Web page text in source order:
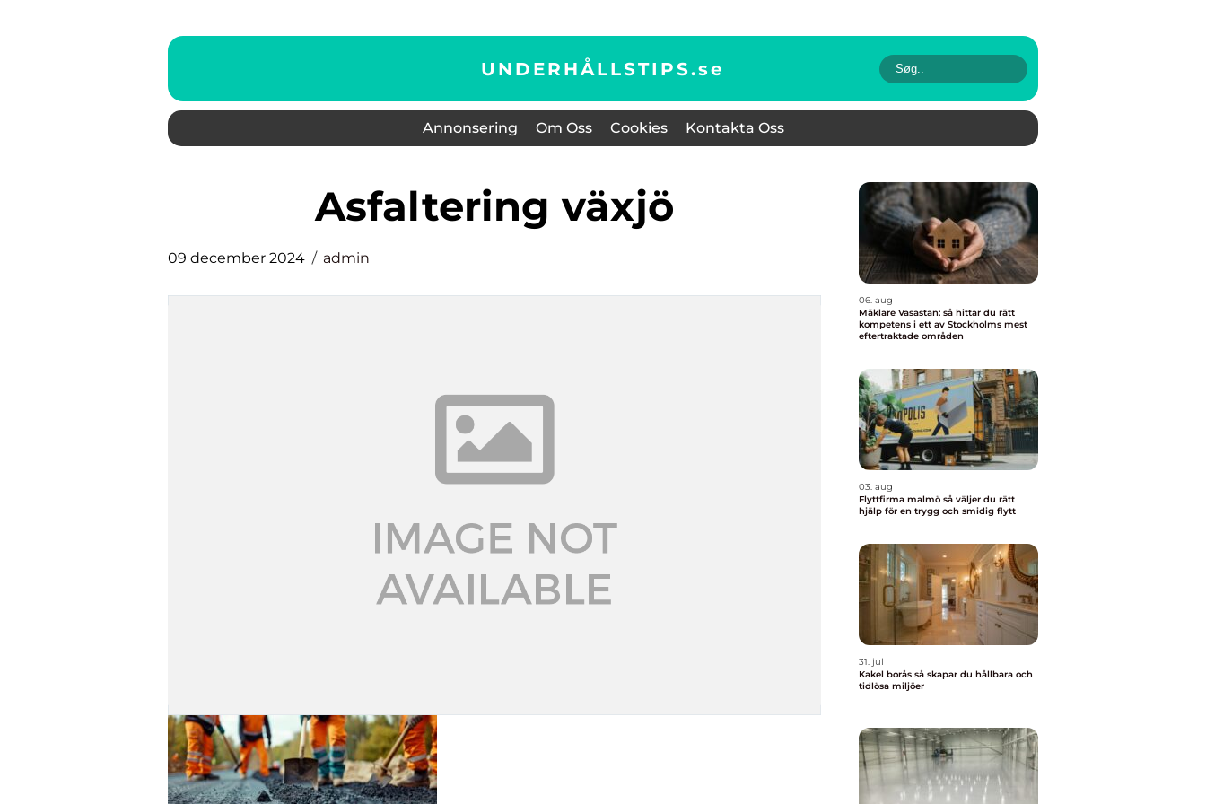
UNDERHÅLLSTIPS.se
Annonsering Om Oss Cookies Kontakta Oss
asfaltering växjö
09 december 2024 admin
06. aug
Mäklare Vasastan: så hittar du rätt
kompetens i ett av Stockholms mest
eftertraktade områden
03. aug
Flyttfirma malmö så väljer du rätt
hjälp för en trygg och smidig flytt
31. jul
Kakel borås så skapar du hållbara och
tidlösa miljöer